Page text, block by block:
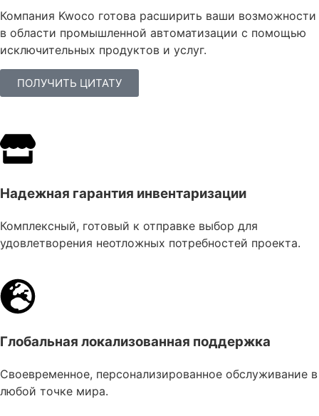
Компания Kwoco готова расширить ваши возможности
в области промышленной автоматизации с помощью
исключительных продуктов и услуг.
ПОЛУЧИТЬ ЦИТАТУ
Надежная гарантия инвентаризации
Комплексный, готовый к отправке выбор для
удовлетворения неотложных потребностей проекта.
Глобальная локализованная поддержка
Своевременное, персонализированное обслуживание в
любой точке мира.